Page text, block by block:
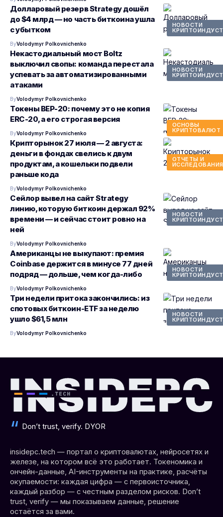
НОВОСТИ
Долларовый резерв Strategy дошёл
до $4 млрд — но часть биткоина ушла
с убытком
ByVolodymyr Polkovnichenko
НОВОСТИ
Некастодиальный мост Boltz
выключил свопы: команда перестала
успевать за автоматизированными
атаками
ByVolodymyr Polkovnichenko
ОСНОВЫ
КРИПТОВАЛЮТ
Токены BEP-20: почему это не копия
ERC-20, а его строгая версия
ByVolodymyr Polkovnichenko
ОТЧЕТЫ И
ИССЛЕДОВАНИЯ
Крипторынок 27 июля — 2 августа:
деньги в фондах свелись к двум
продуктам, а кошельки подвели
раньше кода
ByVolodymyr Polkovnichenko
НОВОСТИ
Сейлор вывел на сайт Strategy
линию, которую биткоин держал 92%
времени — и сейчас стоит ровно на
ней
ByVolodymyr Polkovnichenko
НОВОСТИ
Американцы не выкупают: премия
Coinbase держится в минусе 77 дней
подряд — дольше, чем когда-либо
ByVolodymyr Polkovnichenko
НОВОСТИ
Три недели притока закончились: из
спотовых биткоин-ETF за неделю
ушло $61,5 млн
ByVolodymyr Polkovnichenko
Don’t trust, verify. DYOR
insidepc.tech — портал о криптовалютах, нейросетях и
железе, на котором всё это работает. Токеномика и
ончейн-данные, AI-инструменты на практике, расчёты
окупаемости: каждая цифра — с первоисточника,
каждый разбор — с честным разделом рисков. Don’t
trust, verify — мы показываем данные, решение
остаётся за вами.